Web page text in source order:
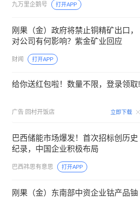
九万里企鹅号 打开APP
刚果（金）政府将禁止铜精矿出口，
对公司有何影响？紫金矿业回应
财闻 打开APP
给你送红包啦！数量不限，登录领取!
广告 回村开饭店 立即下载
巴西储能市场爆发！首次招标创历史
纪录，中国企业积极布局
巴西祎思有意思 打开APP
刚果（金）东南部中资企业钴产品铀